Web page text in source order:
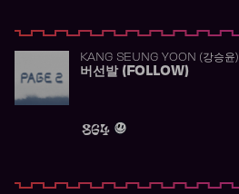
KANG SEUNG YOON (강승윤)
버선발 (FOLLOW)
864